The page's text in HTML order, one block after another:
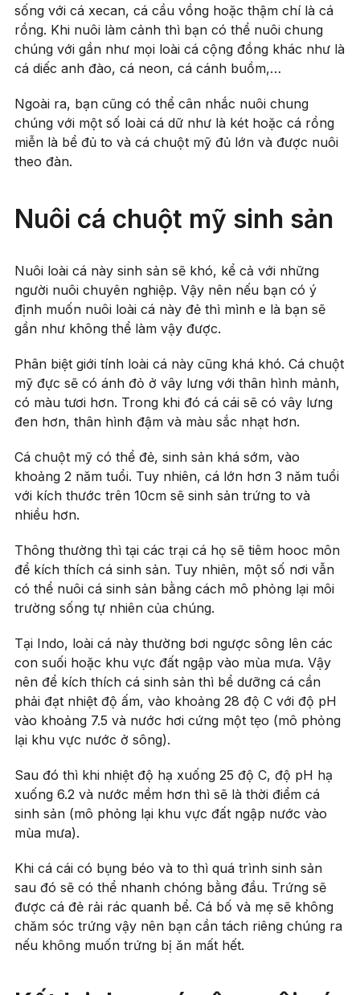
sống với cá xecan, cá cầu vồng hoặc thậm chí là cá
rồng. Khi nuôi làm cảnh thì bạn có thể nuôi chung
chúng với gần như mọi loài cá cộng đồng khác như là
cá diếc anh đào, cá neon, cá cánh buồm,…
Ngoài ra, bạn cũng có thể cân nhắc nuôi chung
chúng với một số loài cá dữ như là két hoặc cá rồng
miễn là bể đủ to và cá chuột mỹ đủ lớn và được nuôi
theo đàn.
Nuôi cá chuột mỹ sinh sản
Nuôi loài cá này sinh sản sẽ khó, kể cả với những
người nuôi chuyên nghiệp. Vậy nên nếu bạn có ý
định muốn nuôi loài cá này đẻ thì mình e là bạn sẽ
gần như không thể làm vậy được.
Phân biệt giới tính loài cá này cũng khá khó. Cá chuột
mỹ đực sẽ có ánh đỏ ở vây lưng với thân hình mảnh,
có màu tươi hơn. Trong khi đó cá cái sẽ có vây lưng
đen hơn, thân hình đậm và màu sắc nhạt hơn.
Cá chuột mỹ có thể đẻ, sinh sản khá sớm, vào
khoảng 2 năm tuổi. Tuy nhiên, cá lớn hơn 3 năm tuổi
với kích thước trên 10cm sẽ sinh sản trứng to và
nhiều hơn.
Thông thường thì tại các trại cá họ sẽ tiêm hooc môn
để kích thích cá sinh sản. Tuy nhiên, một số nơi vẫn
có thể nuôi cá sinh sản bằng cách mô phỏng lại môi
trường sống tự nhiên của chúng.
Tại Indo, loài cá này thường bơi ngược sông lên các
con suối hoặc khu vực đất ngập vào mùa mưa. Vậy
nên để kích thích cá sinh sản thì bể dưỡng cá cần
phải đạt nhiệt độ ấm, vào khoảng 28 độ C với độ pH
vào khoảng 7.5 và nước hơi cứng một tẹo (mô phỏng
lại khu vực nước ở sông).
Sau đó thì khi nhiệt độ hạ xuống 25 độ C, độ pH hạ
xuống 6.2 và nước mềm hơn thì sẽ là thời điểm cá
sinh sản (mô phỏng lại khu vực đất ngập nước vào
mùa mưa).
Khi cá cái có bụng béo và to thì quá trình sinh sản
sau đó sẽ có thể nhanh chóng bằng đầu. Trứng sẽ
được cá đẻ rải rác quanh bể. Cá bố và mẹ sẽ không
chăm sóc trứng vậy nên bạn cần tách riêng chúng ra
nếu không muốn trứng bị ăn mất hết.